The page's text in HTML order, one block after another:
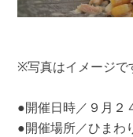
※写真はイメージで
●開催日時／９月
●開催場所／ひまわ